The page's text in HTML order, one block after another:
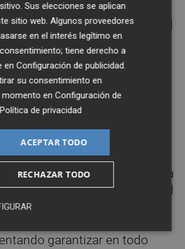
de 200 puestos estables en
a reforzar la capacidad del
directamente a una
eficaz y sostenible del
de Justicia", ha aseverado
"ordenada"
la titular de Justicia ha
se trata de una medida que ha
y trabajada en el marco del
organizaciones sindicales.
gestionará de manera
garantizar en todo
Sus elecciones se aplican
sitio web. Algunos proveedores
en el interés legítimo en
tiene derecho a
enConfiguración de publicidad.
su consentimiento en
momento enConfiguración de
Política de privacidad
ACEPTAR TODO
RECHAZAR TODO